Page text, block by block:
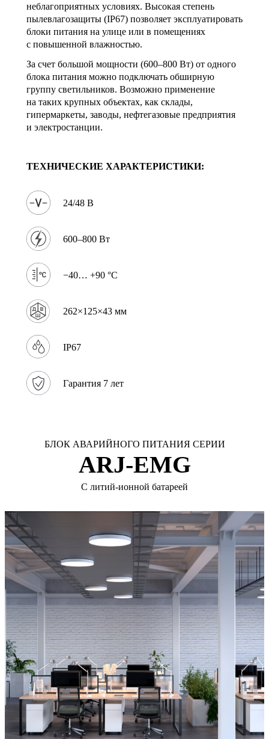
неблагоприятных условиях. Высокая степень
пылевлагозащиты (IP67) позволяет эксплуатировать
блоки питания на улице или в помещениях
с повышенной влажностью.
За счет большой мощности (600–800 Вт) от одного
блока питания можно подключать обширную
группу светильников. Возможно применение
на таких крупных объектах, как склады,
гипермаркеты, заводы, нефтегазовые предприятия
и электростанции.
ТЕХНИЧЕСКИЕ ХАРАКТЕРИСТИКИ:
24/48 В
600–800 Вт
−40… +90 °C
262×125×43 мм
IP67
Гарантия 7 лет
БЛОК АВАРИЙНОГО ПИТАНИЯ СЕРИИ
ARJ-EMG
С литий-ионной батареей